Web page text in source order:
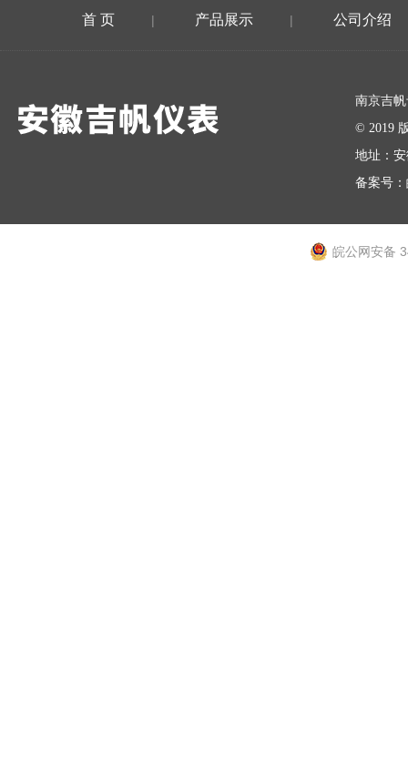
首 页 | 产品展示 | 公司介绍
南京吉
© 2019
地址：
备案号：
皖公网安备